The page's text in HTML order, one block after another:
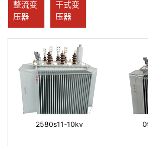
整流变
压器
干式变
压器
2580s11-10kv